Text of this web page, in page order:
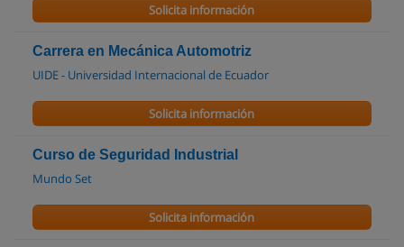
Solicita información
Carrera en Mecánica Automotriz
UIDE - Universidad Internacional de Ecuador
Solicita información
Curso de Seguridad Industrial
Mundo Set
Solicita información